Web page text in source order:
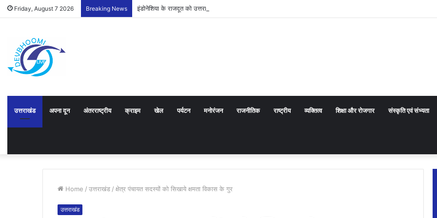
Friday, August 7 2026 Breaking News इंडोनेशिया के राजदूत को उत्तराखंड सरकार के प्रयासों की जानकारी दी
उत्तराखंड अपना दून अंतरराष्ट्रीय क्राइम खेल पर्यटन मनोरंजन राजनीतिक राष्ट्रीय व्यक्तित्व शिक्षा और रोजगार संस्कृति एवं संभ्यता
Home / उत्तराखंड / क्षेत्र पंचायत सदस्यों को सिखाये क्षमता विकास के गुर
उत्तराखंड